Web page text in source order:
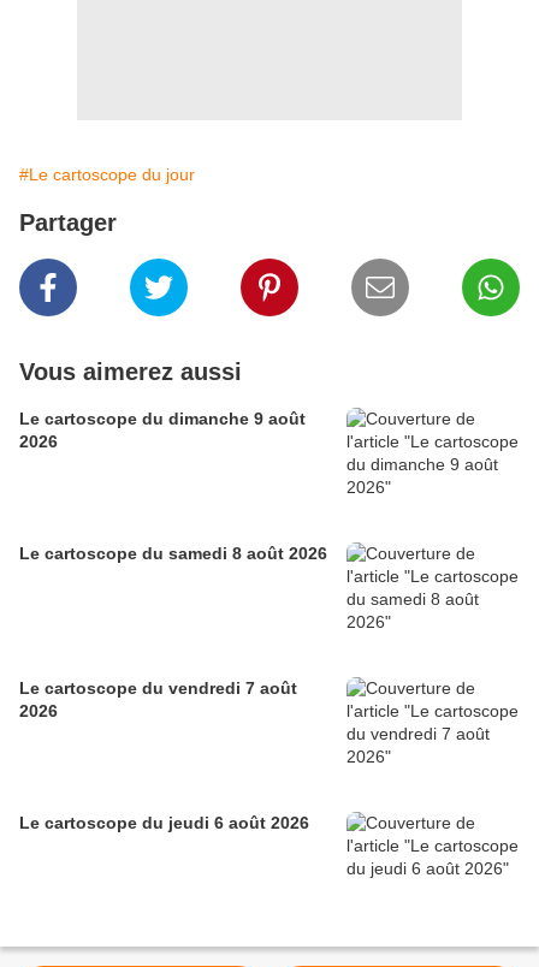
#Le cartoscope du jour
Partager
Vous aimerez aussi
Le cartoscope du dimanche 9 août
2026
Le cartoscope du samedi 8 août 2026
Le cartoscope du vendredi 7 août
2026
Le cartoscope du jeudi 6 août 2026